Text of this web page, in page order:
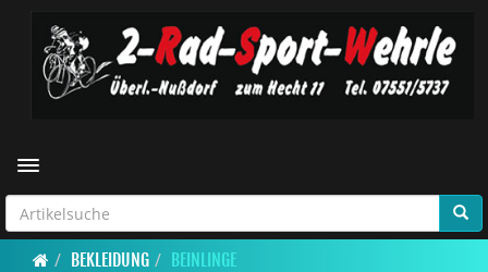
Toggle navigation
BEKLEIDUNG BEINLINGE